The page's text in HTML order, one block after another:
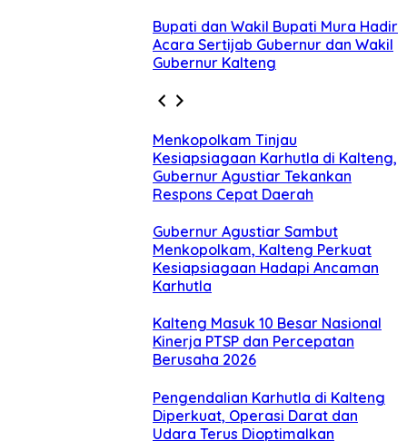
Bupati dan Wakil Bupati Mura Hadir
Acara Sertijab Gubernur dan Wakil
Gubernur Kalteng
Menkopolkam Tinjau
Kesiapsiagaan Karhutla di Kalteng,
Gubernur Agustiar Tekankan
Respons Cepat Daerah
Gubernur Agustiar Sambut
Menkopolkam, Kalteng Perkuat
Kesiapsiagaan Hadapi Ancaman
Karhutla
Kalteng Masuk 10 Besar Nasional
Kinerja PTSP dan Percepatan
Berusaha 2026
Pengendalian Karhutla di Kalteng
Diperkuat, Operasi Darat dan
Udara Terus Dioptimalkan